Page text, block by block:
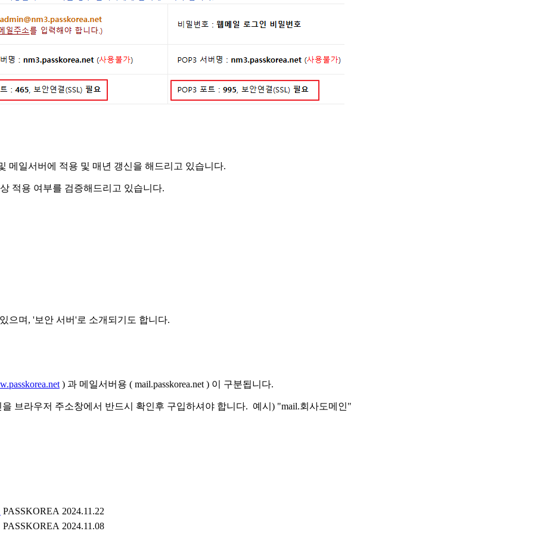
메일서버에 적용 및 매년 갱신을 해드리고 있습니다.
적용 여부를 검증해드리고 있습니다.
으며, '보안 서버'로 소개되기도 합니다.
) 과 메일서버용 ( mail.passkorea.net ) 이 구분됩니다.
브라우저 주소창에서 반드시 확인후 구입하셔야 합니다. 예시) "mail.회사도메인"
PASSKOREA 2024.11.22
PASSKOREA 2024.11.08